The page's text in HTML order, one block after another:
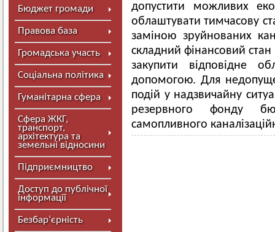
Бюджет громади
Правова база
Громадська участь
Соціальна політика
Гуманітарна сфера
Сфера ЖКГ,
транспорт,
архітектура та
земельні відносини
Підприємництво
Доступ до публічної
інформації
Безбар’єрність
допустити можливих
облаштувати тимчасову
заміною зруйнованих
складний фінансовий
закупити відповідне
допомогою. Для
подій у надзвичайну
резервного фонду
самопливного